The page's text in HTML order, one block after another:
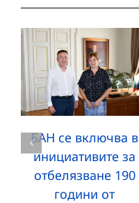
БАН се включва в
инициативите за
отбелязване 190
години от